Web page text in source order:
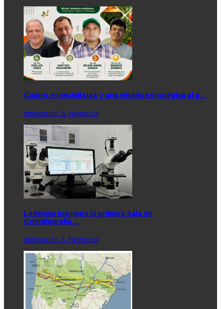
Cuatro especialistas y una mirada estratégica al p…
Innovación & Negocios
Ledesma inaugura la primera Sala de
Cristalografía…
Innovación & Negocios